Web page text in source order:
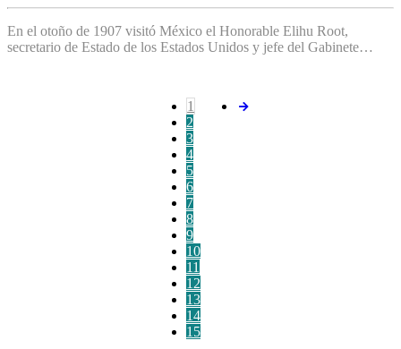
En el otoño de 1907 visitó México el Honorable Elihu Root,
secretario de Estado de los Estados Unidos y jefe del Gabinete…
1
2
3
4
5
6
7
8
9
10
11
12
13
14
15